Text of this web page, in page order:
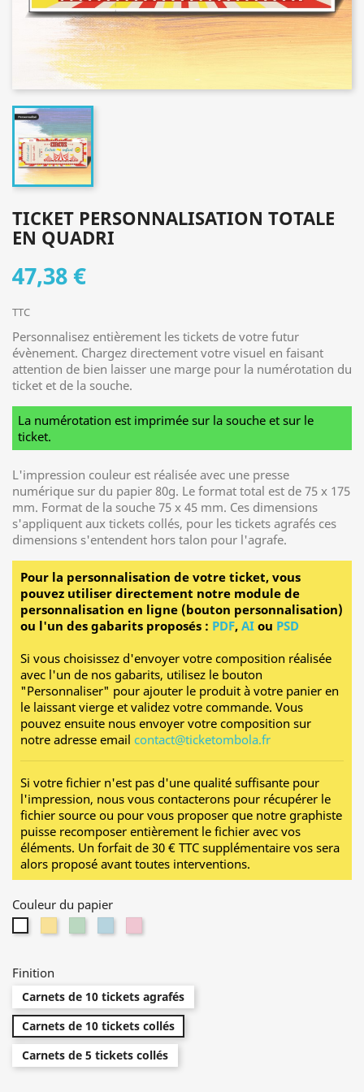
TICKET PERSONNALISATION TOTALE
EN QUADRI
47,38 €
TTC
Personnalisez entièrement les tickets de votre futur
évènement. Chargez directement votre visuel en faisant
attention de bien laisser une marge pour la numérotation du
ticket et de la souche.
La numérotation est imprimée sur la souche et sur le
ticket.
L'impression couleur est réalisée avec une presse
numérique sur du papier 80g. Le format total est de 75 x 175
mm. Format de la souche 75 x 45 mm. Ces dimensions
s'appliquent aux tickets collés, pour les tickets agrafés ces
dimensions s'entendent hors talon pour l'agrafe.
Pour la personnalisation de votre ticket, vous
pouvez utiliser directement notre module de
personnalisation en ligne (bouton personnalisation)
ou l'un des gabarits proposés : PDF, AI ou PSD
Si vous choisissez d'envoyer votre composition réalisée
avec l'un de nos gabarits, utilisez le bouton
"Personnaliser" pour ajouter le produit à votre panier en
le laissant vierge et validez votre commande. Vous
pouvez ensuite nous envoyer votre composition sur
notre adresse email contact@ticketombola.fr
Si votre fichier n'est pas d'une qualité suffisante pour
l'impression, nous vous contacterons pour récupérer le
fichier source ou pour vous proposer que notre graphiste
puisse recomposer entièrement le fichier avec vos
éléments. Un forfait de 30 € TTC supplémentaire vos sera
alors proposé avant toutes interventions.
Couleur du papier
Finition
Carnets de 10 tickets agrafés
Carnets de 10 tickets collés
Carnets de 5 tickets collés